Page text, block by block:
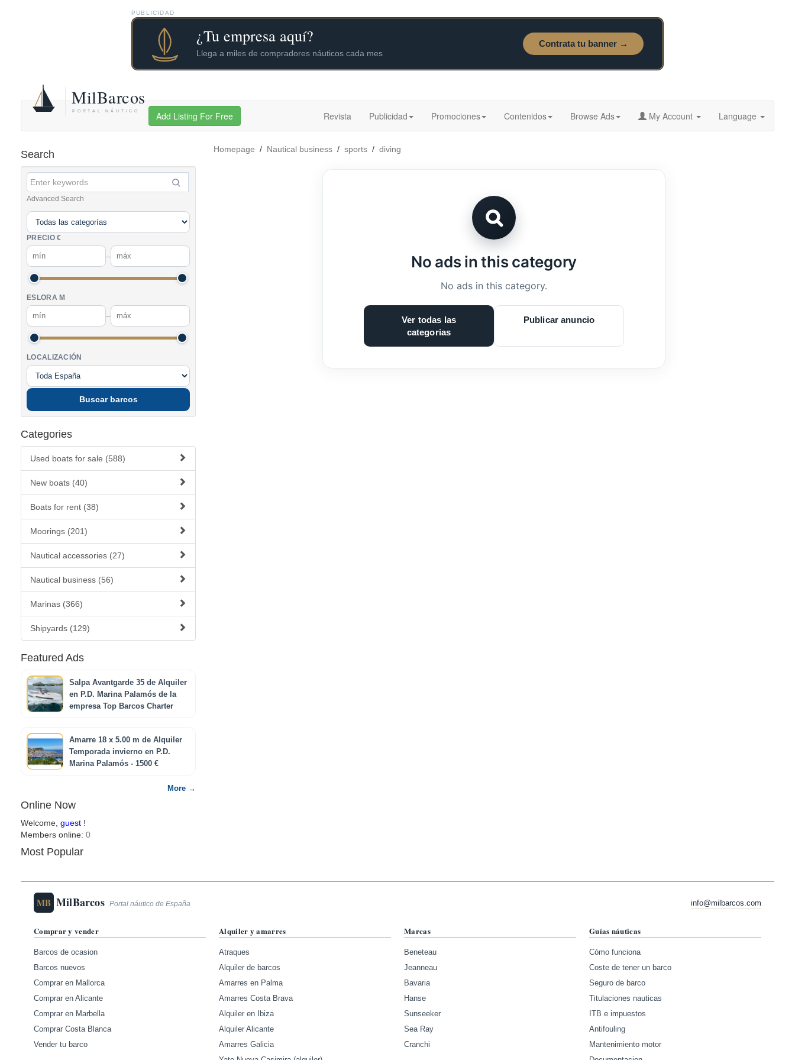
PUBLICIDAD
Add Listing For Free Revista Publicidad Promociones Contenidos Browse Ads My Account Language
Search
Advanced Search
PRECIO €
–
ESLORA M
–
LOCALIZACIÓN
Buscar barcos
Categories
Used boats for sale (588)
New boats (40)
Boats for rent (38)
Moorings (201)
Nautical accessories (27)
Nautical business (56)
Marinas (366)
Shipyards (129)
Featured Ads
Salpa Avantgarde 35 de Alquiler
en P.D. Marina Palamós de la
empresa Top Barcos Charter
Amarre 18 x 5.00 m de Alquiler
Temporada invierno en P.D.
Marina Palamós - 1500 €
More →
Online Now
Welcome, guest !
Members online: 0
Most Popular
Homepage / Nautical business / sports / diving
No ads in this category
No ads in this category.
Ver todas las
categorias
Publicar anuncio
MB MilBarcos Portal náutico de España info@milbarcos.com
Comprar y vender
Barcos de ocasion
Barcos nuevos
Comprar en Mallorca
Comprar en Alicante
Comprar en Marbella
Comprar Costa Blanca
Vender tu barco
Alquiler y amarres
Atraques
Alquiler de barcos
Amarres en Palma
Amarres Costa Brava
Alquiler en Ibiza
Alquiler Alicante
Amarres Galicia
Marcas
Beneteau
Jeanneau
Bavaria
Hanse
Sunseeker
Sea Ray
Cranchi
Guías náuticas
Cómo funciona
Coste de tener un barco
Seguro de barco
Titulaciones nauticas
ITB e impuestos
Antifouling
Mantenimiento motor